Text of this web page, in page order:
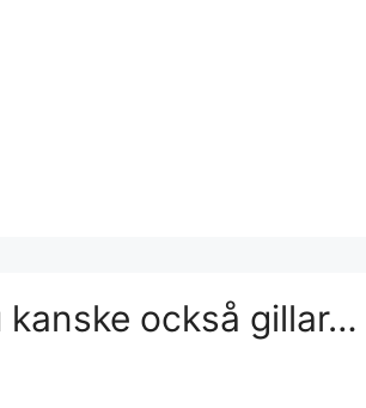
kanske också gillar…